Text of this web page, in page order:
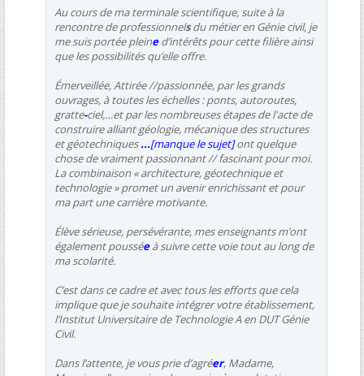
Au cours de ma terminale scientifique, suite à la
rencontre de professionnelsdu métier en Génie civil, je
me suis portée pleined’intérêts pour cette filière ainsi
que les possibilités qu’elle offre.
Émerveillée,Attirée //passionnée, par les grands
ouvrages, à toutes les échelles : ponts, autoroutes,
gratte-ciel,…et par les nombreuses étapes de l'acte de
construire alliant géologie, mécanique des structures
et géotechniques...[manque le sujet]ont quelque
chose de vraimentpassionnant // fascinantpour moi.
La combinaison « architecture, géotechnique et
technologie » promet un avenir enrichissant et pour
ma part une carrière motivante.
Élève sérieuse, persévérante, mes enseignants m’ont
également pousséeà suivre cette voie tout au long de
ma scolarité.
C’est dans ce cadre et avec tous les efforts que cela
implique que je souhaite intégrer votre établissement,
l’Institut Universitaire de Technologie A en DUT Génie
Civil.
Dans l’attente, je vous prie d’agréer, Madame,